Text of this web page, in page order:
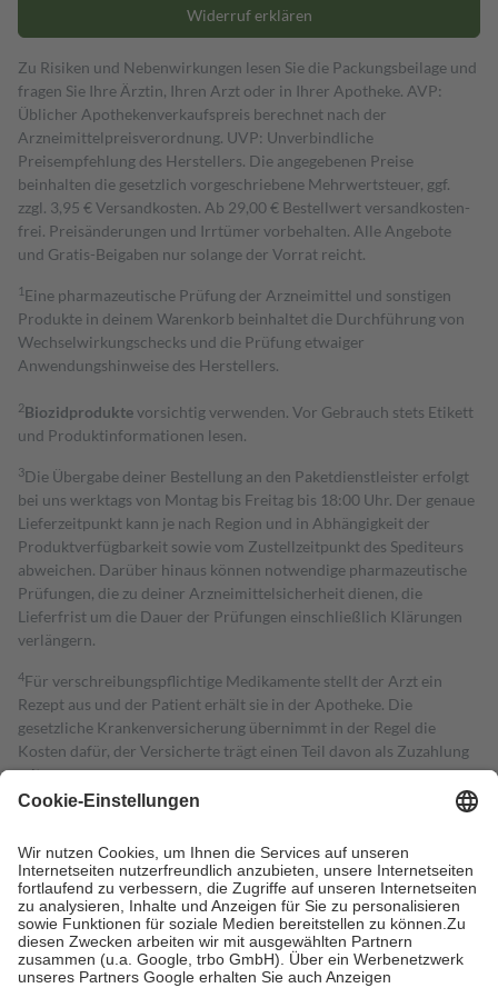
Widerruf erklären
Zu Risiken und Nebenwirkungen lesen Sie die Packungsbeilage und
fragen Sie Ihre Ärztin, Ihren Arzt oder in Ihrer Apotheke. AVP:
Üblicher Apothekenverkaufspreis berechnet nach der
Arzneimittelpreisverordnung. UVP: Unverbindliche
Preisempfehlung des Herstellers. Die angegebenen Preise
beinhalten die gesetzlich vorgeschriebene Mehrwertsteuer, ggf.
zzgl. 3,95 € Versandkosten. Ab 29,00 € Bestell­wert versand­kosten­
frei. Preisänderungen und Irrtümer vorbehalten. Alle Angebote
und Gratis-Beigaben nur solange der Vorrat reicht.
1 Eine pharmazeutische Prüfung der Arzneimittel und sonstigen
Produkte in deinem Warenkorb beinhaltet die Durchführung von
Wechselwirkungschecks und die Prüfung etwaiger
Anwendungshinweise des Herstellers.
2Biozidproduktevorsichtig verwenden. Vor Gebrauch stets Etikett
und Produktinformationen lesen.
3Die Übergabe deiner Bestellung an den Paketdienstleister erfolgt
bei uns werktags von Montag bis Freitag bis 18:00 Uhr. Der genaue
Lieferzeitpunkt kann je nach Region und in Abhängigkeit der
Produktverfügbarkeit sowie vom Zustellzeitpunkt des Spediteurs
abweichen. Darüber hinaus können notwendige pharmazeutische
Prüfungen, die zu deiner Arzneimittelsicherheit dienen, die
Lieferfrist um die Dauer der Prüfungen einschließlich Klärungen
verlängern.
4Für verschreibungspflichtige Medikamente stellt der Arzt ein
Rezept aus und der Patient erhält sie in der Apotheke. Die
gesetzliche Krankenversicherung übernimmt in der Regel die
Kosten dafür, der Versicherte trägt einen Teil davon als Zuzahlung
mit.
Grundsätzlich leisten Mitglieder Zuzahlungen in Höhe von zehn
höchstens zehn Euro.
Es sind jedoch nie mehr als die tatsächlichen
Kosten der Leistung zu entrichten.
Diese Regeln gelten grundsätzlich auch für Online-Apotheken.
Bei Heilmitteln und häuslicher Krankenpflege beträgt die
Zuzahlung zehn Prozent der Kosten sowie zehn Euro je
Verordnung.
Um das Engagement der Versicherten für ihre eigene Gesundheit zu